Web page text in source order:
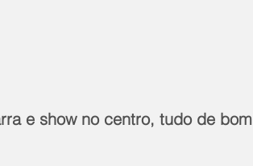
e show no centro, tudo de bom